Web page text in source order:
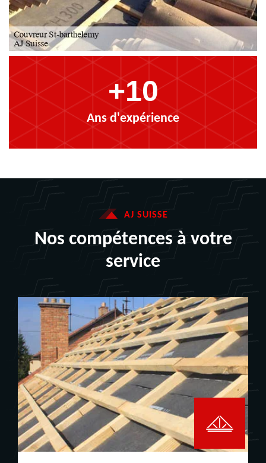
+10
Ans d'expérience
AJ SUISSE
Nos compétences à votre
service